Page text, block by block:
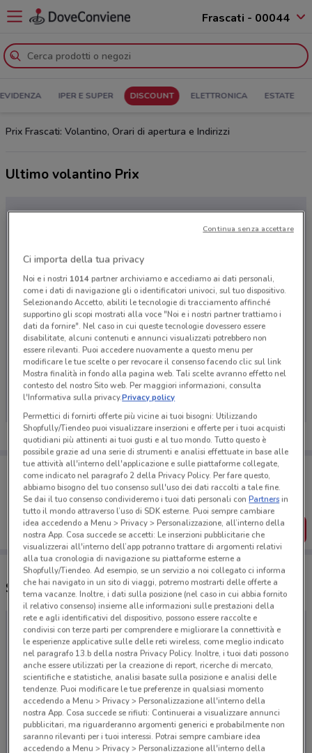
Frascati - 00044
IPER E SUPER DISCOUNT ELETTRONICA ESTATE
Prix Frascati: Volantino, Orari di apertura e Indirizzi
Ultimo volantino Prix
Ci dispiace, al momento non abbiamo pubblicato
volantini nella tua zona. Riprova più tardi.
Porta DoveConviene sempre con te!
Puoi trovare le migliori offerte dei negozi vicino a te,
salvarle e creare la tua lista del risparmio, comodamente
dal tuo cellulare.
SCARICA L’APP
Supermercati Prix e orari
Ci importa della tua privacy
Noi e i nostri 1014partner archiviamo e accediamo ai dati personali,
come i dati di navigazione gli o identificatori univoci, sul tuo dispositivo.
Selezionando Accetto, abiliti le tecnologie di tracciamento affinché
supportino gli scopi mostrati alla voce "Noi e i nostri partner trattiamo i
dati da fornire". Nel caso in cui queste tecnologie dovessero essere
disabilitate, alcuni contenuti e annunci visualizzati potrebbero non
essere rilevanti. Puoi accedere nuovamente a questo menu per
modificare le tue scelte o per revocare il consenso facendo clic sul link
Mostra finalità in fondo alla pagina web. Tali scelte avranno effetto nel
contesto del nostro Sito web. Per maggiori informazioni, consulta
l'Informativa sulla privacy.Privacy policy
Permettici di fornirti offerte più vicine ai tuoi bisogni: Utilizzando
Shopfully/Tiendeo puoi visualizzare inserzioni e offerte per i tuoi acquisti
quotidiani più attinenti ai tuoi gusti e al tuo mondo. Tutto questo è
possibile grazie ad una serie di strumenti e analisi effettuate in base alle
tue attività all'interno dell'applicazione e sulle piattaforme collegate,
come indicato nel paragrafo 2 della Privacy Policy. Per fare questo,
abbiamo bisogno del tuo consenso sull'uso dei dati raccolti a tale fine.
Se dai il tuo consenso condivideremo i tuoi dati personali conPartnersin
tutto il mondo attraverso l’uso di SDK esterne. Puoi sempre cambiare
idea accedendo a Menu > Privacy > Personalizzazione, all’interno della
nostra App. Cosa succede se accetti: Le inserzioni pubblicitarie che
visualizzerai all'interno dell’app potranno trattare di argomenti relativi
alla tua cronologia di navigazione su piattaforme esterne a
Shopfully/Tiendeo. Ad esempio, se un servizio a noi collegato ci informa
che hai navigato in un sito di viaggi, potremo mostrarti delle offerte a
tema vacanze. Inoltre, i dati sulla posizione (nel caso in cui abbia fornito
il relativo consenso) insieme alle informazioni sulle prestazioni della
rete e agli identificativi del dispositivo, possono essere raccolte e
condivisi con terze parti per comprendere e migliorare la connettività e
le esperienze applicative sulle delle reti wireless, come meglio indicato
nel paragrafo 13.b della nostra Privacy Policy. Inoltre, i tuoi dati possono
anche essere utilizzati per la creazione di report, ricerche di mercato,
scientifiche e statistiche, analisi basate sulla posizione e analisi delle
tendenze. Puoi modificare le tue preferenze in qualsiasi momento
accedendo a Menu > Privacy > Personalizzazione all'interno della
nostra App. Cosa succede se rifiuti: Continuerai a visualizzare annunci
pubblicitari, ma riguarderanno argomenti generici e probabilmente non
saranno rilevanti per i tuoi interessi. Potrai sempre cambiare idea
accedendo a Menu > Privacy > Personalizzazione all'interno della
Continua senza accettare